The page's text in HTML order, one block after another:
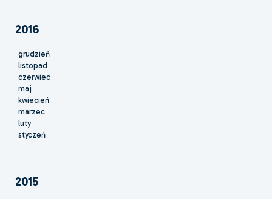
2016
grudzień
listopad
czerwiec
maj
kwiecień
marzec
luty
styczeń
2015